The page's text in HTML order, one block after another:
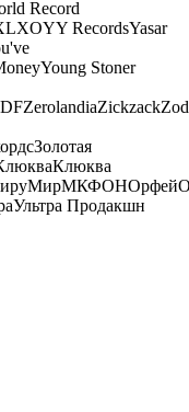
Record
XOYY RecordsYasar
Young Stoner
ZerolandiaZickzack
Золотая
Клюква
МКФОНОрфей
Ультра Продакшн